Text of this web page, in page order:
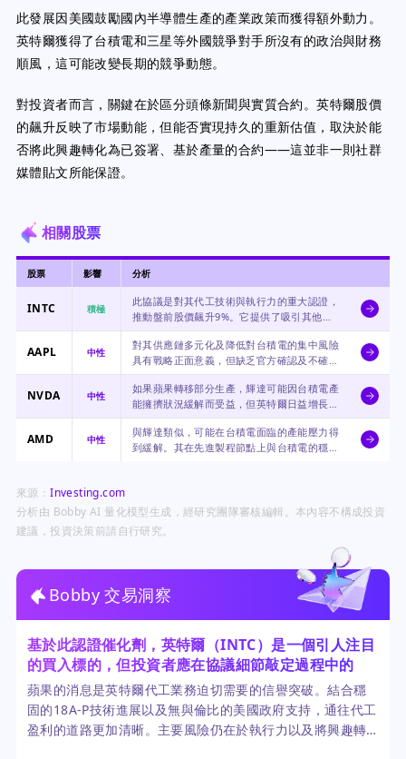
此發展因美國鼓勵國內半導體生產的產業政策而獲得額外動力。
英特爾獲得了台積電和三星等外國競爭對手所沒有的政治與財務
順風，這可能改變長期的競爭動態。
對投資者而言，關鍵在於區分頭條新聞與實質合約。英特爾股價
的飆升反映了市場動能，但能否實現持久的重新估值，取決於能
否將此興趣轉化為已簽署、基於產量的合約——這並非一則社群
媒體貼文所能保證。
相關股票
股票 影響 分析
INTC 積極
此協議是對其代工技術與執行力的重大認證，
推動盤前股價飆升9%。它提供了吸引其他客
戶的信譽，並與強大的政府支持保持一致。
AAPL 中性
對其供應鏈多元化及降低對台積電的集中風險
具有戰略正面意義，但缺乏官方確認及不確定
的協議範圍，抑制了其立即影響。
NVDA 中性
如果蘋果轉移部分生產，輝達可能因台積電產
能擁擠狀況緩解而受益，但英特爾日益增長的
代工能力也為其製造需求提供了未來的競爭替
代方案。
AMD 中性
與輝達類似，可能在台積電面臨的產能壓力得
到緩解。其在先進製程節點上與台積電的穩定
來源：Investing.com
分析由 Bobby AI 量化模型生成，經研究團隊審核編輯。本內容不構成投資
建議，投資決策前請自行研究。
Bobby 交易洞察
基於此認證催化劑，英特爾（INTC）是一個引人注目
的買入標的，但投資者應在協議細節敲定過程中的任
何回調時分批買入。
蘋果的消息是英特爾代工業務迫切需要的信譽突破。結合穩
固的18A-P技術進展以及無與倫比的美國政府支持，通往代工
盈利的道路更加清晰。主要風險仍在於執行力以及將興趣轉